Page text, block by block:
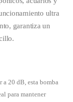
ultra
garantiza un
20 dB, esta bomba
para mantener